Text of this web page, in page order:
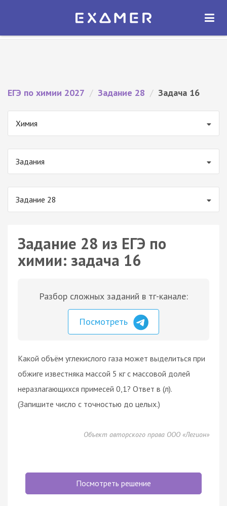
Экзамер — ЕГЭ 2027
ОТКРЫТЬ
ЕГЭ по химии 2027 / Задание 28 / Задача 16
Химия
Задания
Задание 28
Задание 28 из ЕГЭ по
химии: задача 16
Разбор сложных заданий в тг-канале:
Посмотреть
Какой объём углекислого газа может выделиться при
обжиге известняка массой 5 кг с массовой долей
неразлагающихся примесей 0,1? Ответ в (л).
(Запишите число с точностью до целых.)
Объект авторского права ООО «Легион»
Посмотреть решение